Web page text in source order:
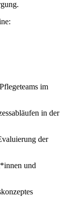
im
in der
der
und